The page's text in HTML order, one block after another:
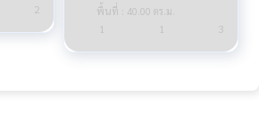
2 พื้นที่ : 40.00 ตร.ม.
1 1 3